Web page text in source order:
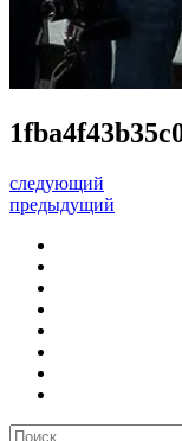
следующий
предыдущий